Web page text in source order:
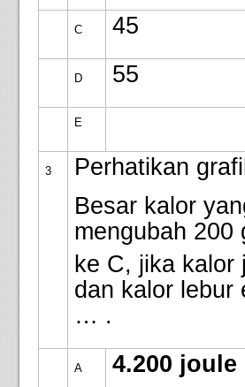
C 45
D 55
E
3
Perhatikan
Besar kalor
mengubah 200
ke C, jika kalor
dan kalor lebur
… .
A 4.200 joule